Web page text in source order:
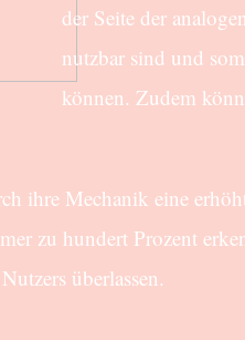
der Seite der
nutzbar sind und
können. Zudem
ihre Mechanik eine
zu hundert Prozent
überlassen.